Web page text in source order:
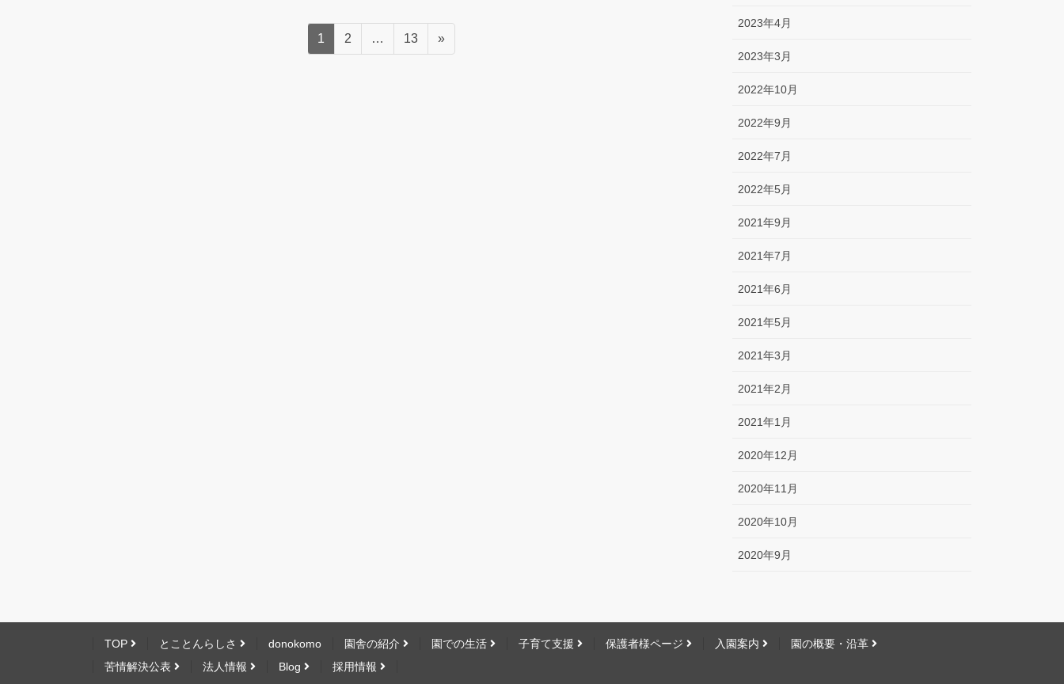
固
定
1
固
定
2 …
固
定
13 »
2023年4月
2023年3月
2022年10月
2022年9月
2022年7月
2022年5月
2021年9月
2021年7月
2021年6月
2021年5月
2021年3月
2021年2月
2021年1月
2020年12月
2020年11月
2020年10月
2020年9月
TOP とことんらしさ donokomo 園舎の紹介 園での生活 子育て支援 保護者様ページ 入園案内
園の概要・沿革
苦情解決公表
法人情報 Blog 採用情報